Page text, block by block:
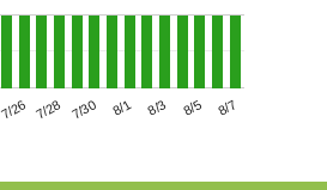
7/26 7/28 7/30 8/1 8/3 8/5 8/7